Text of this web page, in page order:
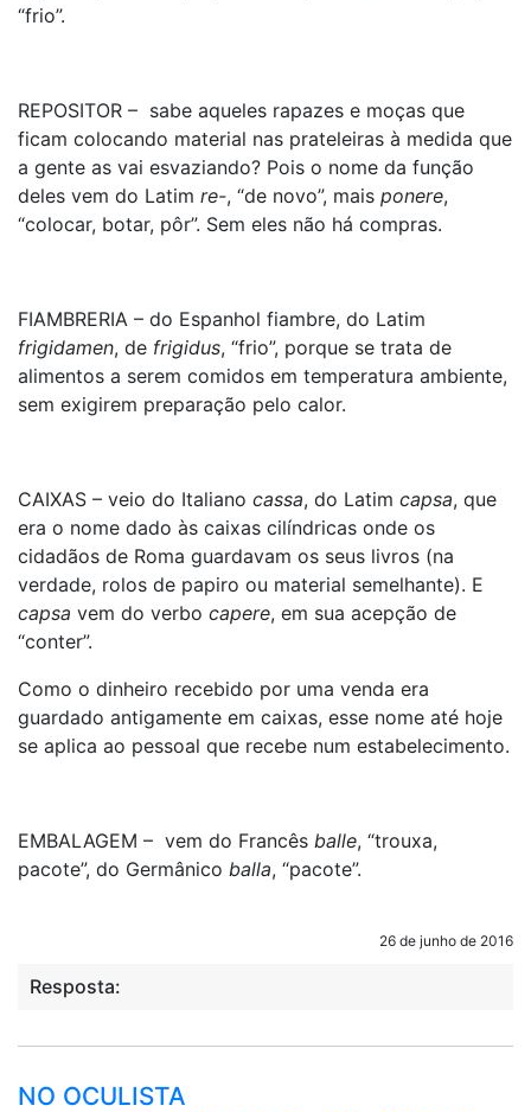
“frio”.
REPOSITOR – sabe aqueles rapazes e moças que
ficam colocando material nas prateleiras à medida que
a gente as vai esvaziando? Pois o nome da função
deles vem do Latim re-, “de novo”, mais ponere,
“colocar, botar, pôr”. Sem eles não há compras.
FIAMBRERIA – do Espanhol fiambre, do Latim
frigidamen, de frigidus, “frio”, porque se trata de
alimentos a serem comidos em temperatura ambiente,
sem exigirem preparação pelo calor.
CAIXAS – veio do Italiano cassa, do Latim capsa, que
era o nome dado às caixas cilíndricas onde os
cidadãos de Roma guardavam os seus livros (na
verdade, rolos de papiro ou material semelhante). E
capsa vem do verbo capere, em sua acepção de
“conter”.
Como o dinheiro recebido por uma venda era
guardado antigamente em caixas, esse nome até hoje
se aplica ao pessoal que recebe num estabelecimento.
EMBALAGEM – vem do Francês balle, “trouxa,
pacote”, do Germânico balla, “pacote”.
26 de junho de 2016
Resposta:
NO OCULISTA